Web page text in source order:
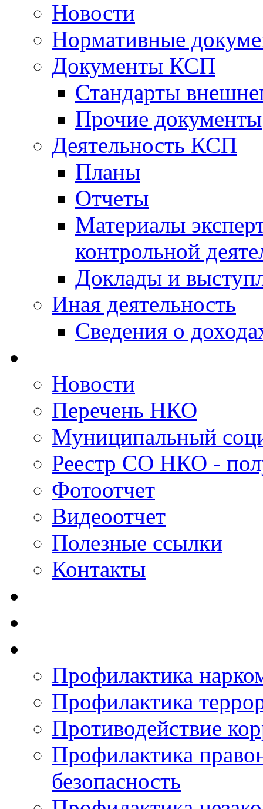
Новости
Нормативные
Документы КСП
Стандарты
Прочие документы
Деятельность КСП
Планы
Отчеты
Материалы
контрольной
Доклады и
Иная деятельность
Сведения о
Новости
Перечень НКО
Муниципальный
Реестр СО НКО -
Фотоотчет
Видеоотчет
Полезные ссылки
Контакты
Профилактика
Профилактика
Противодействие
Профилактика
безопасность